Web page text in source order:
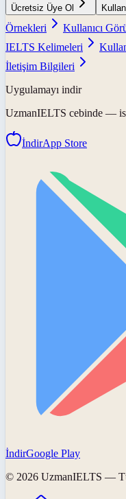
Ücretsiz Üye Ol
Örnekleri
Kullanıcı
IELTS Kelimeleri
İletişim Bilgileri
Uygulamayı indir
UzmanIELTS cebinde —
İndirApp Store
İndirGoogle Play
© 2026 UzmanIELTS —